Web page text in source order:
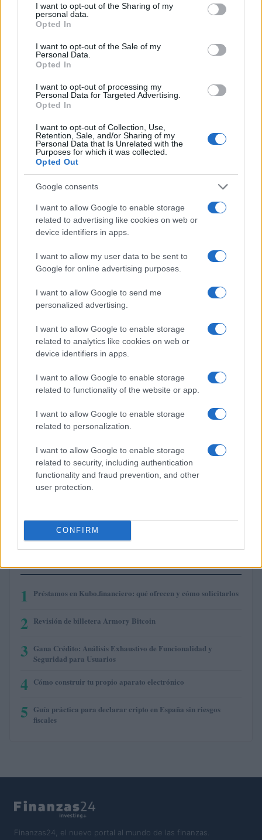
not limited to your visit or usage behaviour. You may click to
grant or deny consent to Google and its third-party tags to
use your data for below specified purposes in below Google
consent section.
I want to opt-out of the Sharing of my
personal data.
Opted In
I want to opt-out of the Sale of my
Personal Data.
Opted In
I want to opt-out of processing my
Personal Data for Targeted Advertising.
Opted In
I want to opt-out of Collection, Use,
Retention, Sale, and/or Sharing of my
Personal Data that Is Unrelated with the
Purposes for which it was collected.
Opted Out
Google consents
I want to allow Google to enable storage
related to advertising like cookies on web or
device identifiers in apps.
I want to allow my user data to be sent to
Google for online advertising purposes.
I want to allow Google to send me
personalized advertising.
I want to allow Google to enable storage
related to analytics like cookies on web or
device identifiers in apps.
I want to allow Google to enable storage
related to functionality of the website or app.
I want to allow Google to enable storage
related to personalization.
I want to allow Google to enable storage
related to security, including authentication
functionality and fraud prevention, and other
user protection.
CONFIRM
inversiones
Lucía Herrera · 5 Ago 2026
COTIZACIONES CRYPTO
Nombre Precio
Bitcoin
(BTC)
$64,457.00
Ethereum
(ETH)
$1,894.28
BNB
(XRP)
Solana
(ADA)
Avalanche
(AVAX)
$6.64
MÁS LEÍDOS
1 Préstamos en Kubo.financiero: qué ofrecen y cómo solicitarlos
2 Revisión de billetera Armory Bitcoin
3 Gana Crédito: Análisis Exhaustivo de Funcionalidad y
Seguridad para Usuarios
4 Cómo construir tu propio aparato electrónico
5 Guía práctica para declarar cripto en España sin riesgos
fiscales
Finanzas24, el nuevo portal al mundo de las finanzas.